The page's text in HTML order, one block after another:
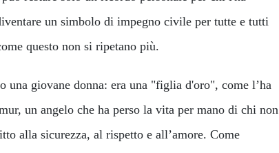
un simbolo di impegno civile per tutte e tutti
questo non si ripetano più.
una giovane donna: era una "figlia d'oro", come l’ha
un angelo che ha perso la vita per mano di chi non
alla sicurezza, al rispetto e all’amore. Come